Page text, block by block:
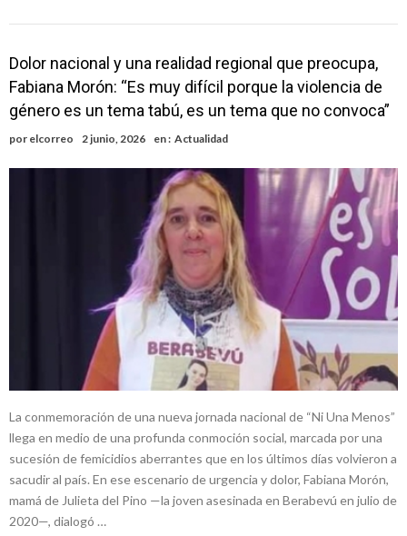
Dolor nacional y una realidad regional que preocupa,
Fabiana Morón: “Es muy difícil porque la violencia de
género es un tema tabú, es un tema que no convoca”
por elcorreo 2 junio, 2026 en : Actualidad
La conmemoración de una nueva jornada nacional de “Ni Una Menos”
llega en medio de una profunda conmoción social, marcada por una
sucesión de femicidios aberrantes que en los últimos días volvieron a
sacudir al país. En ese escenario de urgencia y dolor, Fabiana Morón,
mamá de Julieta del Pino —la joven asesinada en Berabevú en julio de
2020—, dialogó …